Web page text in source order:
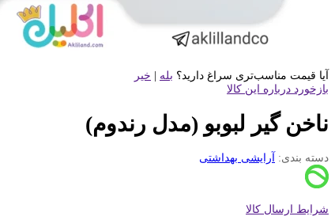
آیا قیمت مناسب‌تری سراغ دارید؟ بله
خیر
بازخورد درباره این کالا
ناخن گیر لبوبو (مدل رندوم)
دسته بندی: آرایشی بهداشتی
شرایط ارسال کالا